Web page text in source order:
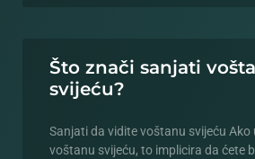
Što znači sanjati
svijeću?
Sanjati da vidite voštanu svijeću Ako
voštanu svijeću, to implicira da ćete